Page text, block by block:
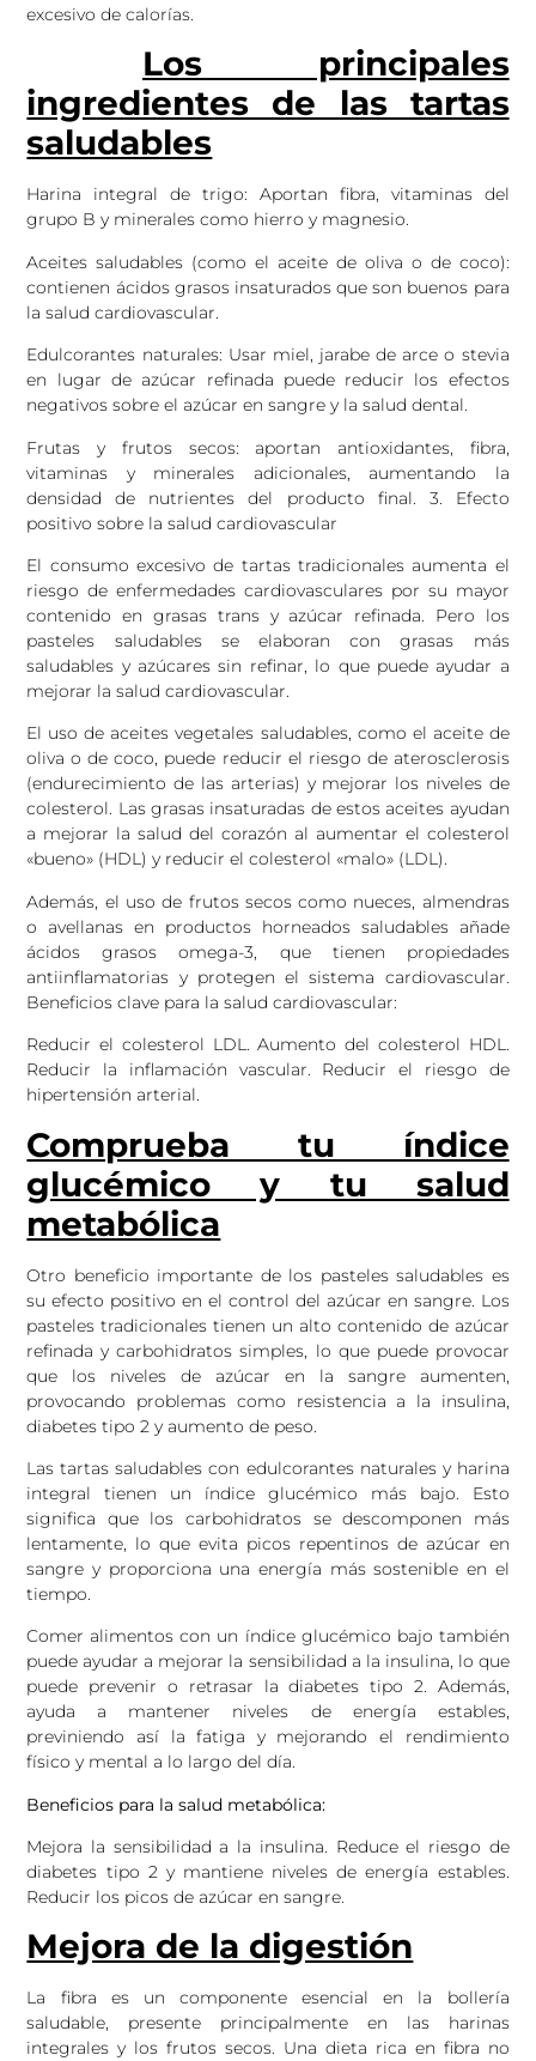
excesivo de calorías.
Los principales
ingredientes de las tartas
saludables
Harina integral de trigo: Aportan fibra, vitaminas del
grupo B y minerales como hierro y magnesio.
Aceites saludables (como el aceite de oliva o de coco):
contienen ácidos grasos insaturados que son buenos para
la salud cardiovascular.
Edulcorantes naturales: Usar miel, jarabe de arce o stevia
en lugar de azúcar refinada puede reducir los efectos
negativos sobre el azúcar en sangre y la salud dental.
Frutas y frutos secos: aportan antioxidantes, fibra,
vitaminas y minerales adicionales, aumentando la
densidad de nutrientes del producto final. 3. Efecto
positivo sobre la salud cardiovascular
El consumo excesivo de tartas tradicionales aumenta el
riesgo de enfermedades cardiovasculares por su mayor
contenido en grasas trans y azúcar refinada. Pero los
pasteles saludables se elaboran con grasas más
saludables y azúcares sin refinar, lo que puede ayudar a
mejorar la salud cardiovascular.
El uso de aceites vegetales saludables, como el aceite de
oliva o de coco, puede reducir el riesgo de aterosclerosis
(endurecimiento de las arterias) y mejorar los niveles de
colesterol. Las grasas insaturadas de estos aceites ayudan
a mejorar la salud del corazón al aumentar el colesterol
«bueno» (HDL) y reducir el colesterol «malo» (LDL).
Además, el uso de frutos secos como nueces, almendras
o avellanas en productos horneados saludables añade
ácidos grasos omega-3, que tienen propiedades
antiinflamatorias y protegen el sistema cardiovascular.
Beneficios clave para la salud cardiovascular:
Reducir el colesterol LDL. Aumento del colesterol HDL.
Reducir la inflamación vascular. Reducir el riesgo de
hipertensión arterial.
Comprueba tu índice
glucémico y tu salud
metabólica
Otro beneficio importante de los pasteles saludables es
su efecto positivo en el control del azúcar en sangre. Los
pasteles tradicionales tienen un alto contenido de azúcar
refinada y carbohidratos simples, lo que puede provocar
que los niveles de azúcar en la sangre aumenten,
provocando problemas como resistencia a la insulina,
diabetes tipo 2 y aumento de peso.
Las tartas saludables con edulcorantes naturales y harina
integral tienen un índice glucémico más bajo. Esto
significa que los carbohidratos se descomponen más
lentamente, lo que evita picos repentinos de azúcar en
sangre y proporciona una energía más sostenible en el
tiempo.
Comer alimentos con un índice glucémico bajo también
puede ayudar a mejorar la sensibilidad a la insulina, lo que
puede prevenir o retrasar la diabetes tipo 2. Además,
ayuda a mantener niveles de energía estables,
previniendo así la fatiga y mejorando el rendimiento
físico y mental a lo largo del día.
Beneficios para la salud metabólica:
Mejora la sensibilidad a la insulina. Reduce el riesgo de
diabetes tipo 2 y mantiene niveles de energía estables.
Reducir los picos de azúcar en sangre.
Mejora de la digestión
La fibra es un componente esencial en la bollería
saludable, presente principalmente en las harinas
integrales y los frutos secos. Una dieta rica en fibra no